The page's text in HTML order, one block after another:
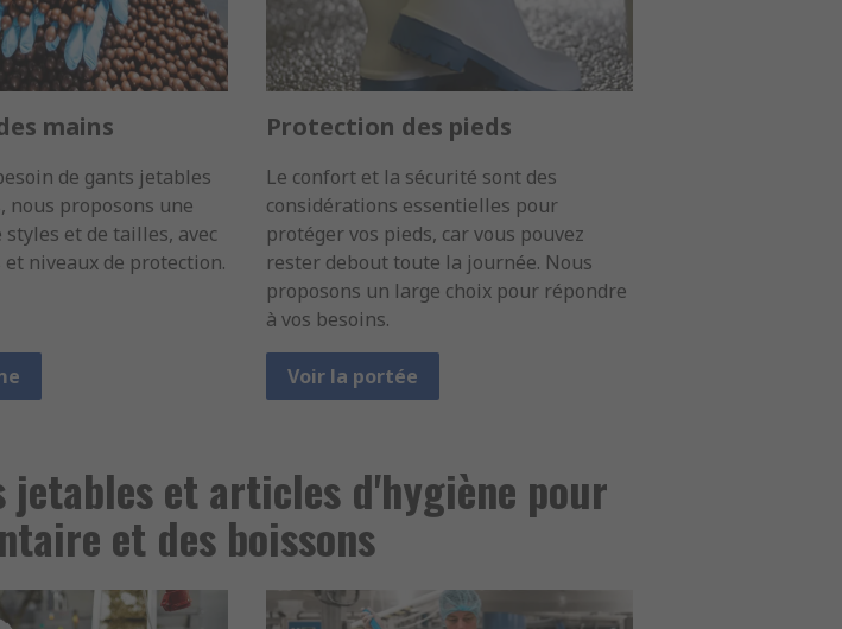
mains
de gants jetables
nous proposons une
styles et de tailles, avec
niveaux de protection.
Protection des pieds
Le confort et la sécurité sont des
considérations essentielles pour
protéger vos pieds, car vous pouvez
rester debout toute la journée. Nous
proposons un large choix pour répondre
à vos besoins.
Voir la portée
et articles d'hygiène pour
et des boissons